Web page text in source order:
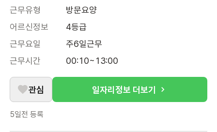
근무유형
방문요양
어르신정보
4등급
근무요일
주6일근무
근무시간
00:10~13:00
관심 일자리정보 더보기
5일전 등록